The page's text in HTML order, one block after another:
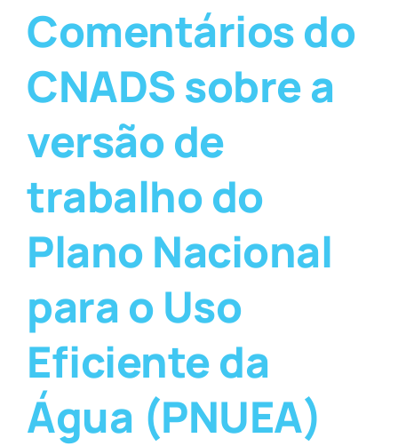
Comentários do
CNADS sobre a
versão de
trabalho do
Plano Nacional
para o Uso
Eficiente da
Água (PNUEA)